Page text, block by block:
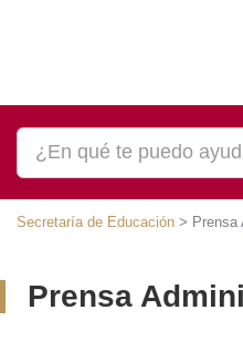
Secretaría de Educación > Prensa
Prensa